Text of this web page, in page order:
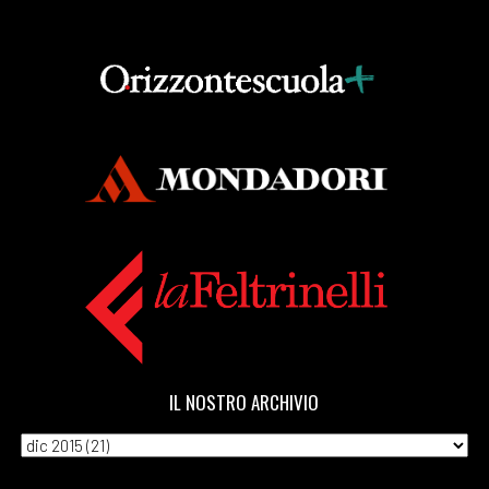
[25] Cenerentola a Kabul, di
[18]Il tempo di un caffè, di
Silvia Pattarini: pagina 69
Tartarughe marine, di
Gianna Gambini: pagina 69
[04] La Repubblica delle
stragi impunite, di
pagina 69
IL NOSTRO ARCHIVIO